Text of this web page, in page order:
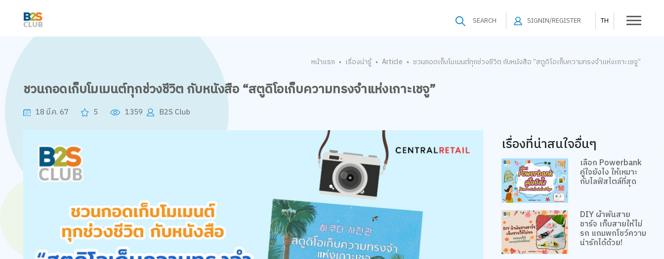
SEARCH SIGNIN/REGISTER TH
หน้าแรก • เรื่องน่ารู้ • Article • ชวนกอดเก็บโมเมนต์ทุกช่วงชีวิต กับหนังสือ “สตูดิโอเก็บความทรงจำแห่งเกาะเชจู”
ชวนกอดเก็บโมเมนต์ทุกช่วงชีวิต กับหนังสือ “สตูดิโอเก็บความทรงจำแห่งเกาะเชจู”
18 มี.ค. 67 5 1359 B2S Club
เรื่องที่น่าสนใจอื่นๆ
เลือก Powerbank
คู่ใจยังไง ให้เหมาะ
กับไลฟ์สไตล์ที่สุด
DIY ผ้าพันสาย
ชาร์จ เก็บสายให้ไม่
รก แถมพกโชว์ความ
น่ารักได้ด้วย!